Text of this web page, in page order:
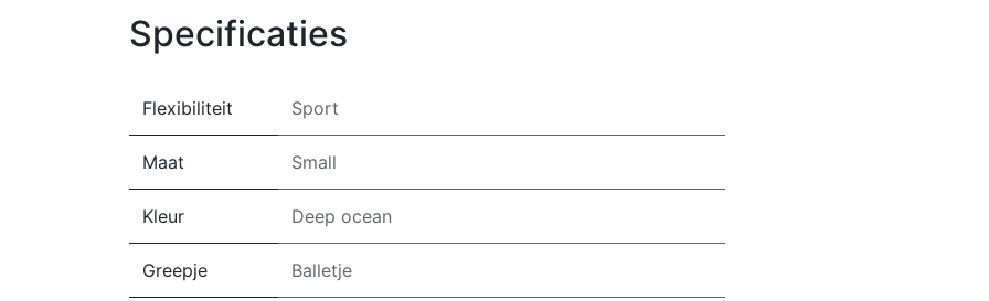
Specificaties
Flexibiliteit Sport
Maat Small
Kleur Deep ocean
Greepje Balletje